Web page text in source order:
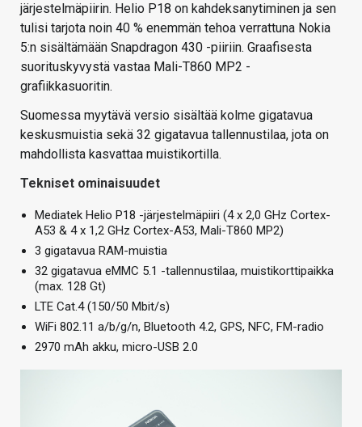
järjestelmäpiirin. Helio P18 on kahdeksanytiminen ja sen
tulisi tarjota noin 40 % enemmän tehoa verrattuna Nokia
5:n sisältämään Snapdragon 430 -piiriin. Graafisesta
suorituskyvystä vastaa Mali-T860 MP2 -
grafiikkasuoritin.
Suomessa myytävä versio sisältää kolme gigatavua
keskusmuistia sekä 32 gigatavua tallennustilaa, jota on
mahdollista kasvattaa muistikortilla.
Tekniset ominaisuudet
Mediatek Helio P18 -järjestelmäpiiri (4 x 2,0 GHz Cortex-
A53 & 4 x 1,2 GHz Cortex-A53, Mali-T860 MP2)
3 gigatavua RAM-muistia
32 gigatavua eMMC 5.1 -tallennustilaa, muistikorttipaikka
(max. 128 Gt)
LTE Cat.4 (150/50 Mbit/s)
WiFi 802.11 a/b/g/n, Bluetooth 4.2, GPS, NFC, FM-radio
2970 mAh akku, micro-USB 2.0